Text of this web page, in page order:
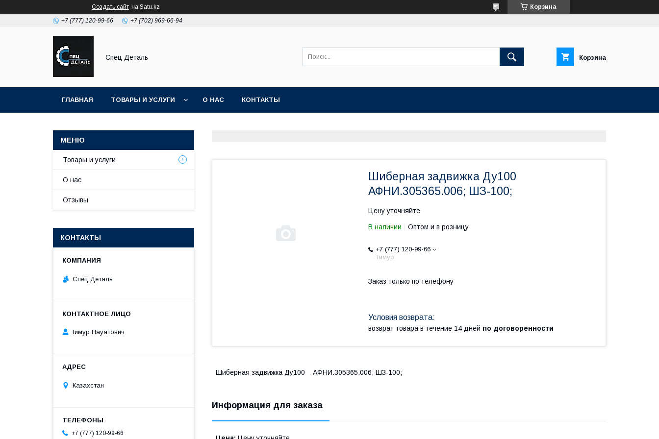
Создать сайт на Satu.kz Корзина
+7 (777) 120-99-66 +7 (702) 969-66-94
Спец Деталь Корзина
ГЛАВНАЯ ТОВАРЫ И УСЛУГИ О НАС КОНТАКТЫ
Шиберная задвижка Ду100
АФНИ.305365.006; ШЗ-100;
Цену уточняйте
В наличии Оптом и в розницу
+7 (777) 120-99-66
Тимур
Заказ только по телефону
возврат товара в течение 14 дней по договоренности
Шиберная задвижка Ду100 АФНИ.305365.006; ШЗ-100;
Информация для заказа
Товары и услуги
О нас
Отзывы
КОНТАКТЫ
Спец Деталь
Тимур Науатович
Казахстан
+7 (777) 120-99-66